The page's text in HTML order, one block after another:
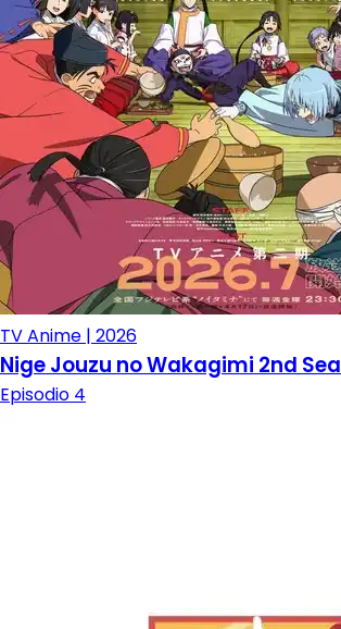
TV Anime | 2026
Nige Jouzu no Wakagimi 2nd
Episodio 4